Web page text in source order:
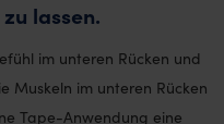
lassen.
im unteren Rücken und
Muskeln im unteren Rücken
Tape-Anwendung eine